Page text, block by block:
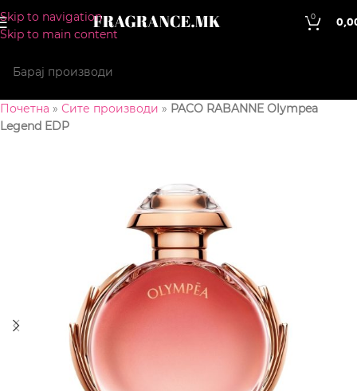
Skip to navigation
Skip to main content
0
Почетна » Сите производи » PACO RABANNE Olympea
Legend EDP